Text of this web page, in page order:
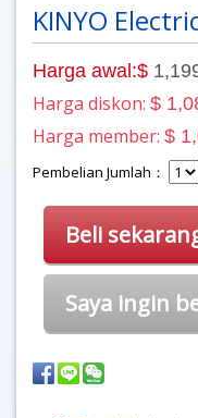
KINYO
Harga awal:$
Harga diskon: $
Harga member: $
Pembelian Jumlah：
Beli
Saya ingin